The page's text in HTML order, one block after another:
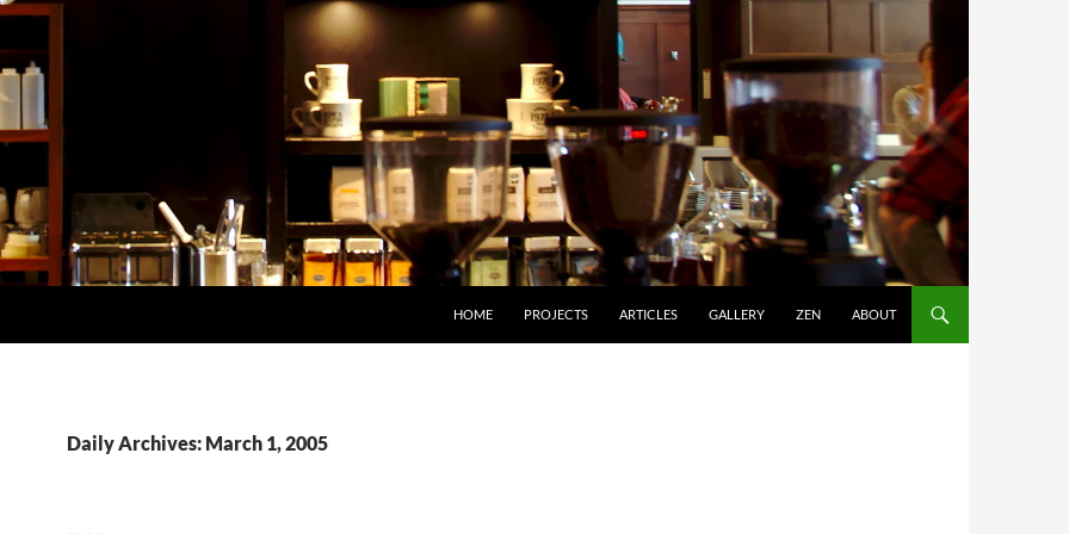
HOME PROJECTS ARTICLES GALLERY ZEN ABOUT
Daily Archives: March 1, 2005